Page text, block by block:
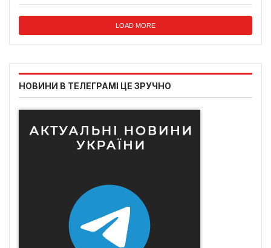
LOAD MORE
НОВИНИ В ТЕЛЕГРАМІ ЦЕ ЗРУЧНО